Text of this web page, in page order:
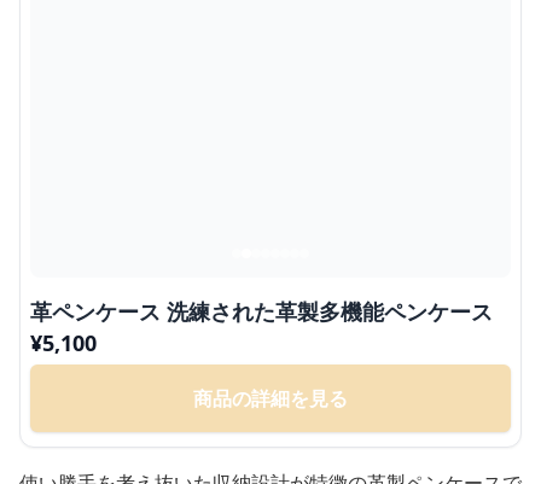
革ペンケース 洗練された革製多機能ペンケース
¥5,100
商品の詳細を見る